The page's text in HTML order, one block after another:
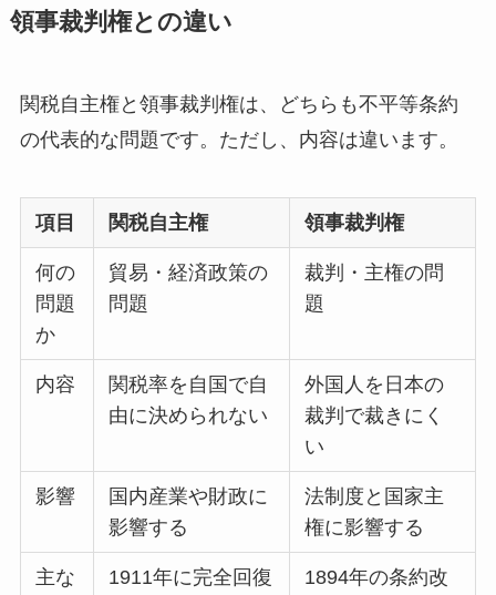
領事裁判権との違い
関税自主権と領事裁判権は、どちらも不平等条約
の代表的な問題です。ただし、内容は違います。
項目 関税自主権 領事裁判権
何の
問題
か
貿易・経済政策の
問題
裁判・主権の問
題
内容
関税率を自国で自
由に決められない
外国人を日本の
裁判で裁きにく
い
影響
国内産業や財政に
影響する
法制度と国家主
権に影響する
主な
1911年に完全回復
1894年の条約改